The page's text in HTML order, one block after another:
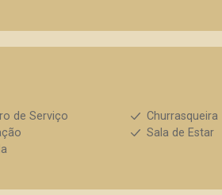
de Serviço
Churrasqueira
Sala de Estar